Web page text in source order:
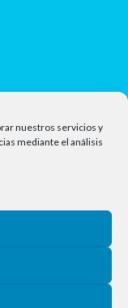
nuestros servicios y
mediante el análisis